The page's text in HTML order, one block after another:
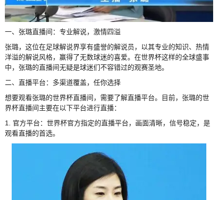
一、张璐直播间：专业解说，激情四溢
张璐，这位在足球解说界享有盛誉的解说员，以其专业的知识、热情
洋溢的解说风格，赢得了无数球迷的喜爱。在世界杯这样的全球盛事
中，张璐的直播间无疑是球迷们不容错过的观赛圣地。
二、直播平台：多渠道覆盖，任你选择
想要观看张璐的世界杯直播间，需要了解直播平台。目前，张璐的世
界杯直播间主要在以下平台进行直播：
1. 官方平台：世界杯官方指定的直播平台，画面清晰，信号稳定，是
观看直播的首选。